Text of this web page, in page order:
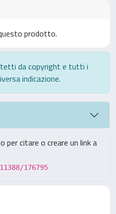
prodotto.
da copyright e tutti i
indicazione.
citare o creare un link a
176795